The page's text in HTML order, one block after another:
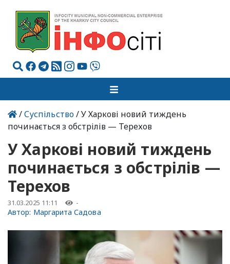
/Суспільство/ У Харкові новий тиждень
починається з обстрілів — Терехов
У Харкові новий тиждень
починається з обстрілів —
Терехов
31.03.2025 11:11 -
Автор: Маргарита Садова